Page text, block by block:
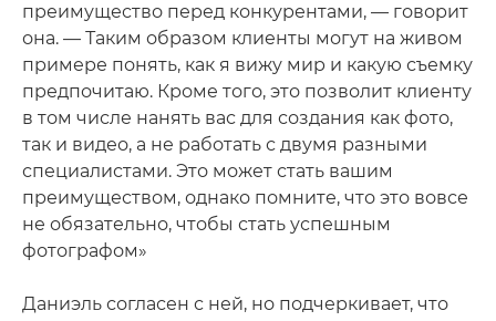
преимущество перед конкурентами, — говорит
она. — Таким образом клиенты могут на живом
примере понять, как я вижу мир и какую съемку
предпочитаю. Кроме того, это позволит клиенту
в том числе нанять вас для создания как фото,
так и видео, а не работать с двумя разными
специалистами. Это может стать вашим
преимуществом, однако помните, что это вовсе
не обязательно, чтобы стать успешным
фотографом»
Даниэль согласен с ней, но подчеркивает, что